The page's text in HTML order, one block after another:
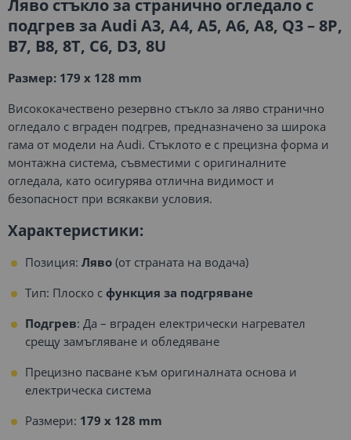
Ляво стъкло за странично огледало с
подгрев за Audi A3, A4, A5, A6, A8, Q3 – 8P,
B7, B8, 8T, C6, D3, 8U
Размер: 179 x 128 mm
Висококачествено резервно стъкло за ляво странично
огледало с вграден подгрев, предназначено за широка
гама от модели на Audi. Стъклото е с прецизна форма и
монтажна система, съвместими с оригиналните
огледала, като осигурява отлична видимост и
безопасност при всякакви условия.
Характеристики:
Позиция: Ляво (от страната на водача)
Тип: Плоско с функция за подгряване
Подгрев: Да – вграден електрически нагревател
срещу замъгляване и обледяване
Прецизно пасване към оригиналната основа и
електрическа система
Размери: 179 x 128 mm